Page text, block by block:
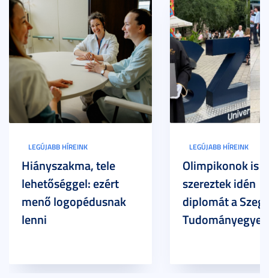
LEGÚJABB HÍREINK
Hiányszakma, tele
lehetőséggel: ezért
menő logopédusnak
lenni
LEGÚJABB HÍREINK
Olimpikonok is
szereztek idén
diplomát a